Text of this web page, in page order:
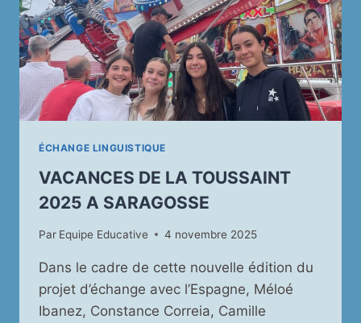
DU
SALON
LIRE
ET
ÉCRIRE
EN
GASCOGNE
ÉCHANGE LINGUISTIQUE
VACANCES DE LA TOUSSAINT
2025 A SARAGOSSE
Par Equipe Educative 4 novembre 2025
Dans le cadre de cette nouvelle édition du
projet d’échange avec l’Espagne, Méloé
Ibanez, Constance Correia, Camille